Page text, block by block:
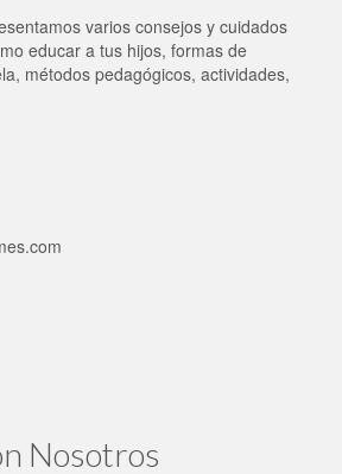
varios consejos y cuidados
educar a tus hijos, formas de
métodos pedagógicos, actividades,
Nosotros